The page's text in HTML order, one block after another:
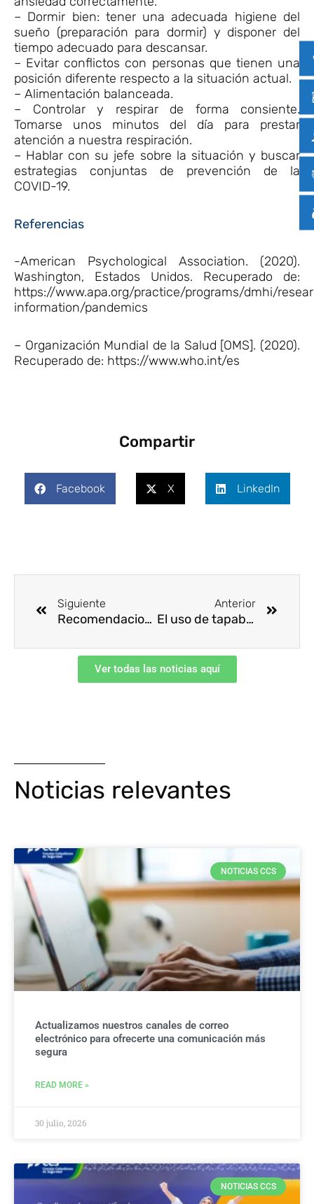
– Dormir bien: tener una adecuada higiene del
sueño (preparación para dormir) y disponer del
tiempo adecuado para descansar.
– Evitar conflictos con personas que tienen una
posición diferente respecto a la situación actual.
– Alimentación balanceada.
– Controlar y respirar de forma consiente.
Tomarse unos minutos del día para prestar
atención a nuestra respiración.
– Hablar con su jefe sobre la situación y buscar
estrategias conjuntas de prevención de la
COVID-19.
Referencias
-American Psychological Association. (2020).
Washington, Estados Unidos. Recuperado de:
https://www.apa.org/practice/programs/dmhi/
information/pandemics
– Organización Mundial de la Salud [OMS]. (2020).
Recuperado de: https://www.who.int/es
Compartir
Facebook X LinkedIn
Siguiente
Recomendaciones con los domicilios para prevenir la COVID-19
Anterior
El uso de tapabocas se hace obligatorio en el sistema de transporte público
Ver todas las noticias aquí
Noticias relevantes
NOTICIAS CCS
Actualizamos nuestros canales de correo
electrónico para ofrecerte una comunicación más
segura
READ MORE »
30 julio, 2026
NOTICIAS CCS